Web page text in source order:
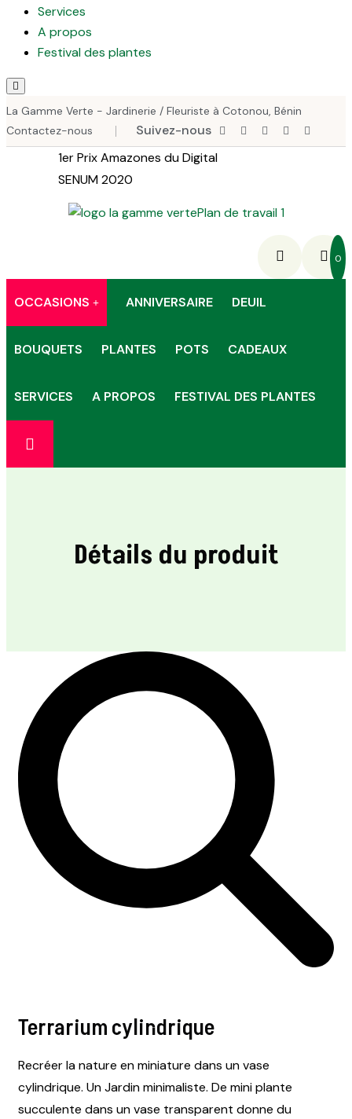
Services
A propos
Festival des plantes
Hamburger Toggle Menu
La Gamme Verte - Jardinerie / Fleuriste à Cotonou, Bénin
Contactez-nous
Suivez-nous
1er Prix Amazones du Digital
SENUM 2020
0
OCCASIONS ANNIVERSAIRE DEUIL
BOUQUETS PLANTES POTS CADEAUX
SERVICES A PROPOS FESTIVAL DES PLANTES
Détails du produit
Terrarium cylindrique
Recréer la nature en miniature dans un vase
cylindrique. Un Jardin minimaliste. De mini plante
succulente dans un vase transparent donne du